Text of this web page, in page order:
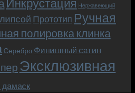
фильма.Нержавеющий
Прототип Ручная
полировка клинка
Серебро Финишный сатин
Эксклюзивная